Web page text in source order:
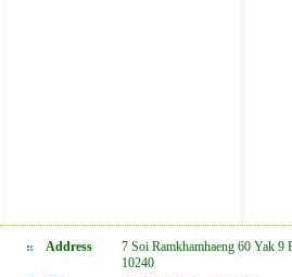
Address
7 Soi Ramkhamhaeng 60 Yak 9
10240